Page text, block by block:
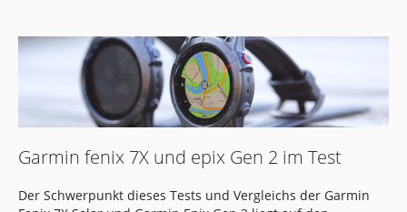
Garmin fenix 7X und epix Gen 2 im Test
Der Schwerpunkt dieses Tests und Vergleichs der Garmin